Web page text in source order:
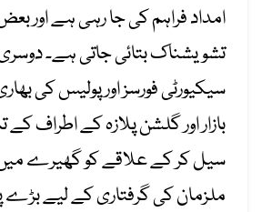
امداد فراہم کی جا رہی ہے اور
تشویشناک بتائی جاتی ہے۔
سیکیورٹی فورسز اور پولیس کی
بازار اور گلشن پلازہ کے اطراف کے
سیل کر کے علاقے کو گھیرے میں
ملزمان کی گرفتاری کے لیے بڑے